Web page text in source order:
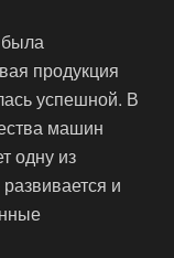
была
продукция
успешной. В
машин
одну из
и